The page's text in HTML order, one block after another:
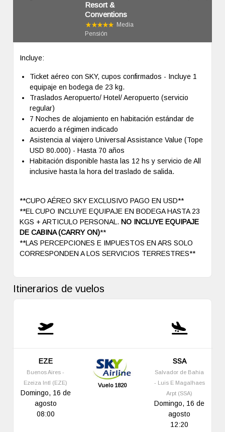
Resort &
Conventions
Media
Pensión
Incluye:
Ticket aéreo con SKY, cupos confirmados - Incluye 1
equipaje en bodega de 23 kg.
Traslados Aeropuerto/ Hotel/ Aeropuerto (servicio
regular)
7 Noches de alojamiento en habitación estándar de
acuerdo a régimen indicado
Asistencia al viajero Universal Assistance Value (Tope
USD 80.000) - Hasta 70 años
Habitación disponible hasta las 12 hs y servicio de All
inclusive hasta la hora del traslado de salida.
**CUPO AÉREO SKY EXCLUSIVO PAGO EN USD**
**EL CUPO INCLUYE EQUIPAJE EN BODEGA HASTA 23
KGS + ARTICULO PERSONAL.NO INCLUYE EQUIPAJE
DE CABINA (CARRY ON)**
**LAS PERCEPCIONES E IMPUESTOS EN ARS SOLO
CORRESPONDEN A LOS SERVICIOS TERRESTRES**
Itinerarios de vuelos
EZE
Buenos Aires -
Ezeiza Intl (EZE)
Domingo, 16 de
agosto
08:00
Vuelo 1820
SSA
Salvador de Bahia
- Luis E Magalhaes
Arpt (SSA)
Domingo, 16 de
agosto
12:20